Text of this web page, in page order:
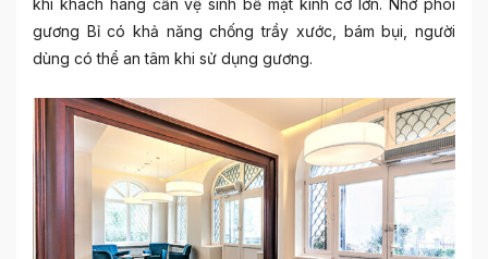
gương Bỉ có khả năng chống trầy xước, bám bụi, người
dùng có thể an tâm khi sử dụng gương.